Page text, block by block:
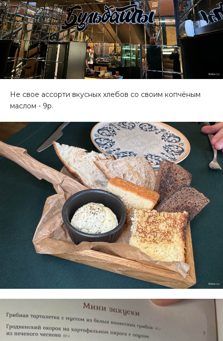
Не свое ассорти вкусных хлебов со своим копчёным
маслом - 9р.